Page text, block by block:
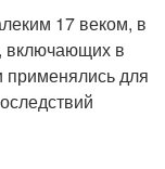
17 веком, в
включающих в
применялись для